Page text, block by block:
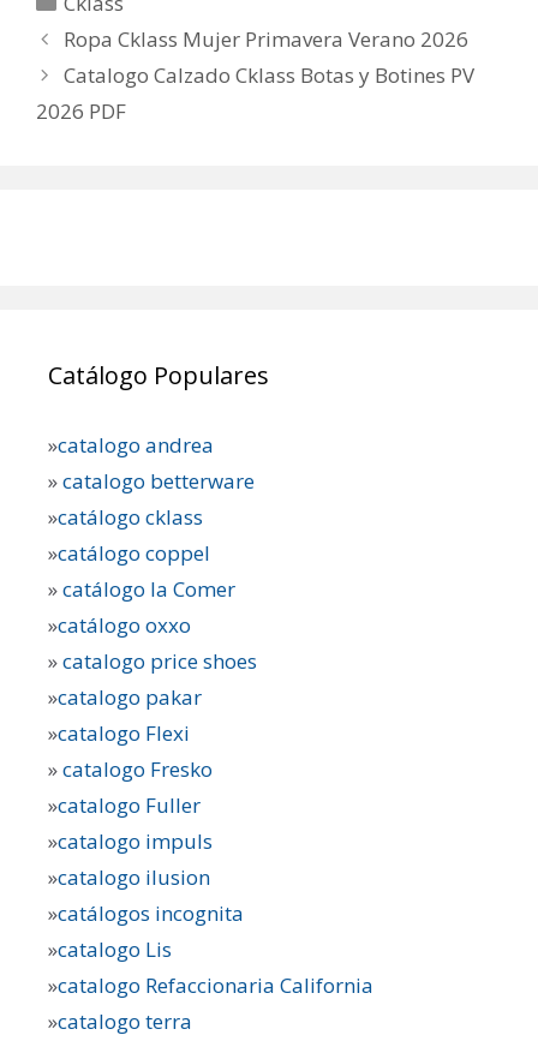
Ropa Cklass Mujer Primavera Verano 2026
Catalogo Calzado Cklass Botas y Botines PV
2026 PDF
Catálogo Populares
»catalogo andrea
»catalogo betterware
»catálogo cklass
»catálogo coppel
»catálogo la Comer
»catálogo oxxo
»catalogo price shoes
»catalogo pakar
»catalogo Flexi
»catalogo Fresko
»catalogo Fuller
»catalogo impuls
»catalogo ilusion
»catálogos incognita
»catalogo Lis
»catalogo Refaccionaria California
»catalogo terra